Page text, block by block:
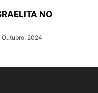
NO
Outubro, 2024